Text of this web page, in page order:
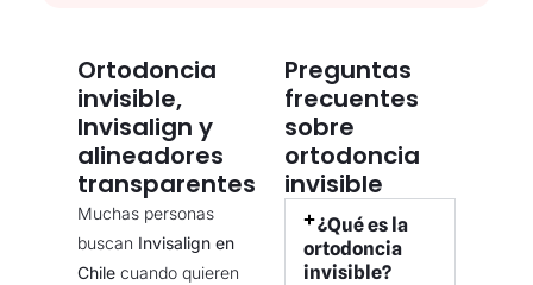
Ortodoncia
invisible,
Invisalign y
alineadores
transparentes
Muchas personas
buscan Invisalign en
Chile cuando quieren
Preguntas
frecuentes
sobre
ortodoncia
invisible
¿Qué es la
ortodoncia
invisible?